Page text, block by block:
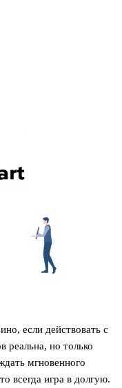
если действовать с
реальна, но только
мгновенного
всегда игра в долгую.